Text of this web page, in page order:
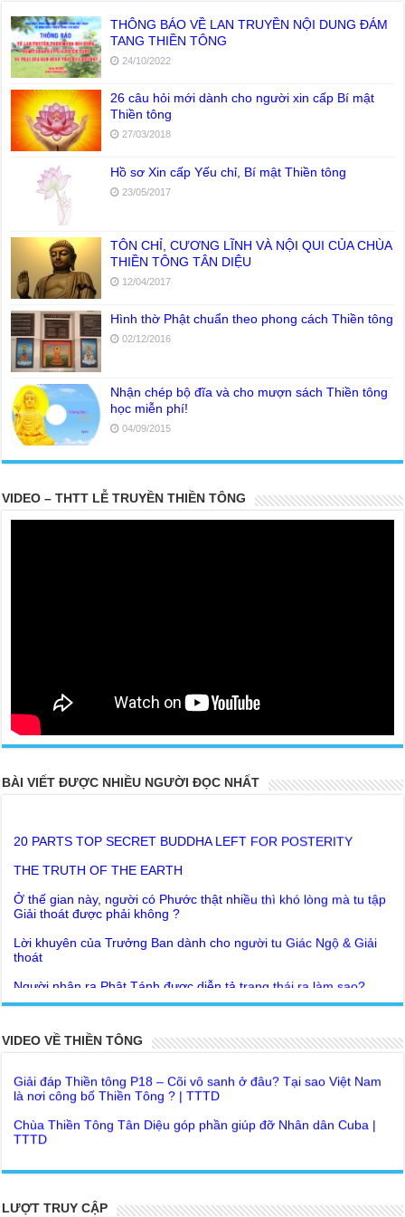
THÔNG BÁO VỀ LAN TRUYỀN NỘI DUNG ĐÁM
TANG THIỀN TÔNG
24/10/2022
26 câu hỏi mới dành cho người xin cấp Bí mật
Thiền tông
27/03/2018
Hồ sơ Xin cấp Yếu chỉ, Bí mật Thiền tông
23/05/2017
TÔN CHỈ, CƯƠNG LĨNH VÀ NỘI QUI CỦA CHÙA
THIỀN TÔNG TÂN DIỆU
12/04/2017
Hình thờ Phật chuẩn theo phong cách Thiền tông
02/12/2016
Nhận chép bộ đĩa và cho mượn sách Thiền tông
học miễn phí!
04/09/2015
VIDEO – THTT LỄ TRUYỀN THIỀN TÔNG
BÀI VIẾT ĐƯỢC NHIỀU NGƯỜI ĐỌC NHẤT
Giải thoát được phải không ?
Lời khuyên của Trưởng Ban dành cho người tu Giác Ngộ & Giải
thoát
Người nhận ra Phật Tánh được diễn tả trạng thái ra làm sao?
Như Lai dạy về Lời kỉnh nguyện trước khi ăn cơm
Bất lập văn tự, Giáo ngoại biệt truyền
Lục Diệu Pháp Môn
Tu theo Thiền tông phải bỏ hết sao?
Yếu chỉ Thiền tông, Bí mật Thiền tông là sao?
Đức Phật Hoàng Trần Nhân Tông dạy con trong buổi lễ truyền
VIDEO VỀ THIỀN TÔNG
Giải đáp Thiền tông P19 - Ma Vương là ai? Cha để đức cho con?
Nguyễn Nhân nói gì?
Giải đáp Thiền tông P18 – Cõi vô sanh ở đâu? Tại sao Việt Nam
là nơi công bố Thiền Tông ? | TTTD
Chùa Thiền Tông Tân Diệu góp phần giúp đỡ Nhân dân Cuba |
TTTD
Chùa Thiền Tông Tân Diệu được Đài truyền hình Việt Nam VTV9
phỏng vấn trực tiếp
Chùa Thiền Tông Tân Diệu - Phóng sự "Gieo duyên giữa mùa lũ"
Chùa Thiền Tông Tân Diệu được Báo Đài Nghệ An đưa tin giúp
LƯỢT TRUY CẬP